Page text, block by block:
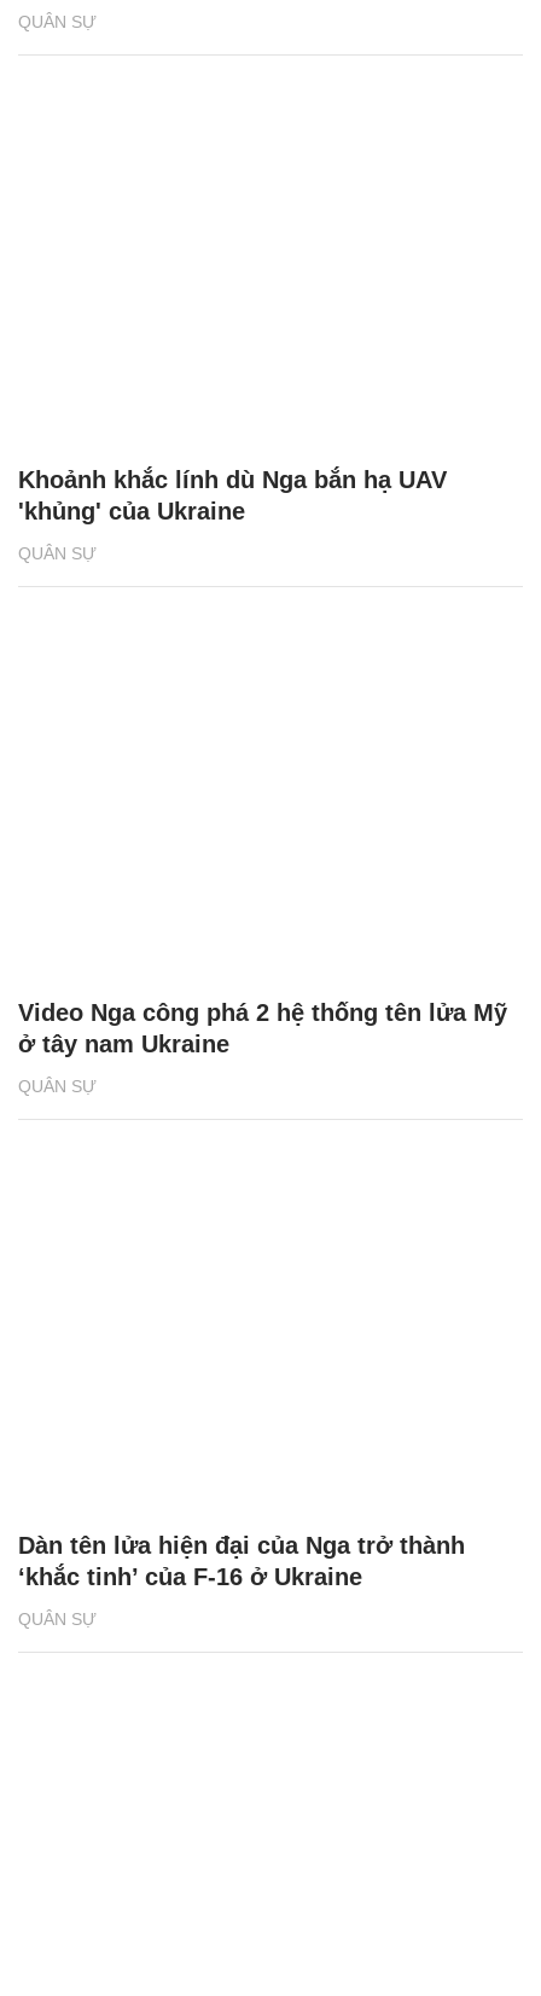
QUÂN SỰ
QUÂN SỰ
Khoảnh khắc lính dù Nga bắn hạ UAV
'khủng' của Ukraine
QUÂN SỰ
Video Nga công phá 2 hệ thống tên lửa Mỹ
ở tây nam Ukraine
QUÂN SỰ
Dàn tên lửa hiện đại của Nga trở thành
‘khắc tinh’ của F-16 ở Ukraine